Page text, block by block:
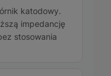
katodowy.
impedancję
stosowania